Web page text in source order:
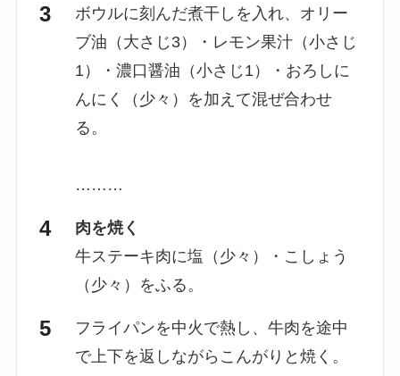
ボウルに刻んだ煮干しを入れ、オリー
ブ油（大さじ3）・レモン果汁（小さじ
1）・濃口醤油（小さじ1）・おろしに
んにく（少々）を加えて混ぜ合わせ
る。
………
肉を焼く
牛ステーキ肉に塩（少々）・こしょう
（少々）をふる。
フライパンを中火で熱し、牛肉を途中
で上下を返しながらこんがりと焼く。